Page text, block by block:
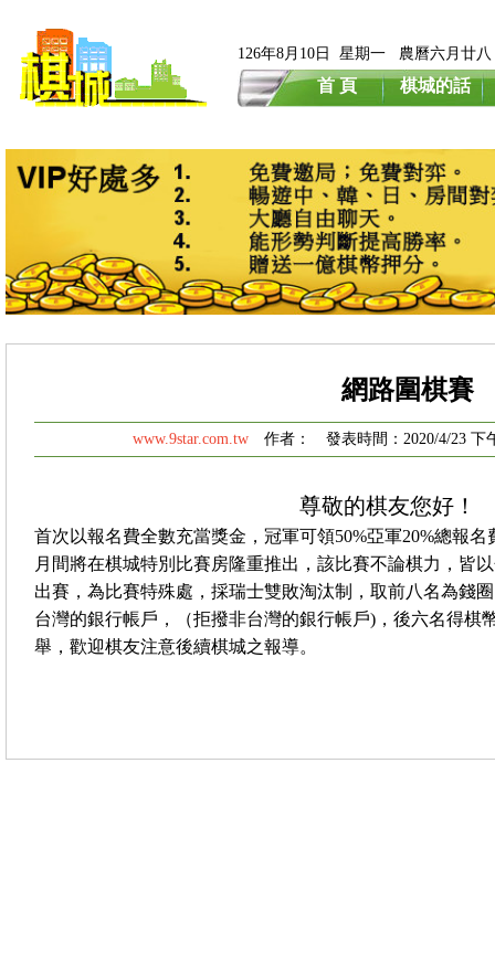
126年8月10日 星期一 農曆六月廿八
首 頁 棋城的話
網路圍棋賽
www.9star.com.tw 作者： 發表時間：2020/4/23
尊敬的棋友您好！
首次以報名費全數充當獎金，冠軍可領50%亞軍20%總報
月間將在棋城特別比賽房隆重推出，該比賽不論棋力，皆
出賽，為比賽特殊處，採瑞士雙敗淘汰制，取前八名為錢
台灣的銀行帳戶，（拒撥非台灣的銀行帳戶)，後六名得棋
舉，歡迎棋友注意後續棋城之報導。